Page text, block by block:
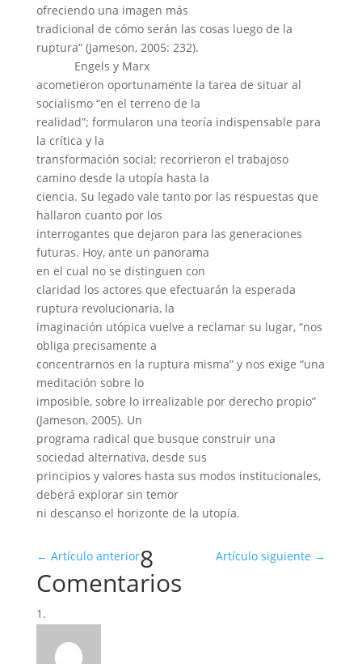
ofreciendo una imagen más
tradicional de cómo serán las cosas luego de la
ruptura” (Jameson, 2005: 232).
Engels y Marx
acometieron oportunamente la tarea de situar al
socialismo “en el terreno de la
realidad”; formularon una teoría indispensable para
la crítica y la
transformación social; recorrieron el trabajoso
camino desde la utopía hasta la
ciencia. Su legado vale tanto por las respuestas que
hallaron cuanto por los
interrogantes que dejaron para las generaciones
futuras. Hoy, ante un panorama
en el cual no se distinguen con
claridad los actores que efectuarán la esperada
ruptura revolucionaria, la
imaginación utópica vuelve a reclamar su lugar, “nos
obliga precisamente a
concentrarnos en la ruptura misma” y nos exige “una
meditación sobre lo
imposible, sobre lo irrealizable por derecho propio”
(Jameson, 2005). Un
programa radical que busque construir una
sociedad alternativa, desde sus
principios y valores hasta sus modos institucionales,
deberá explorar sin temor
ni descanso el horizonte de la utopía.
← Artículo anterior Artículo siguiente →
8
Comentarios